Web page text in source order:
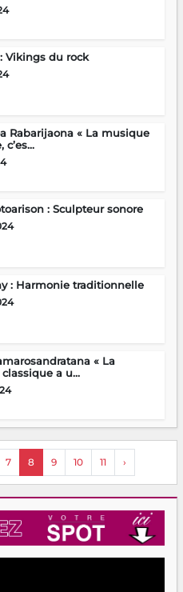
Vikings du rock
Rabarijaona « La musique
: Sculpteur sonore
: Harmonie traditionnelle
« La
a u...
7 8 9 10 11 ›